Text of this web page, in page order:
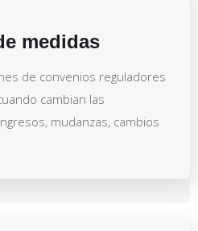
medidas
de convenios reguladores
cambian las
mudanzas, cambios